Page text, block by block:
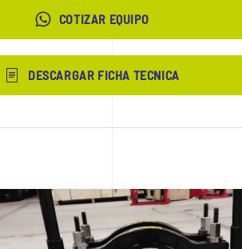
COTIZAR EQUIPO
DESCARGAR FICHA TECNICA